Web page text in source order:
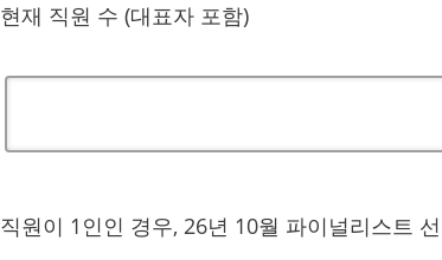
현재 직원 수 (대표자 포함)
직원이 1인인 경우, 26년 10월 파이널리스트